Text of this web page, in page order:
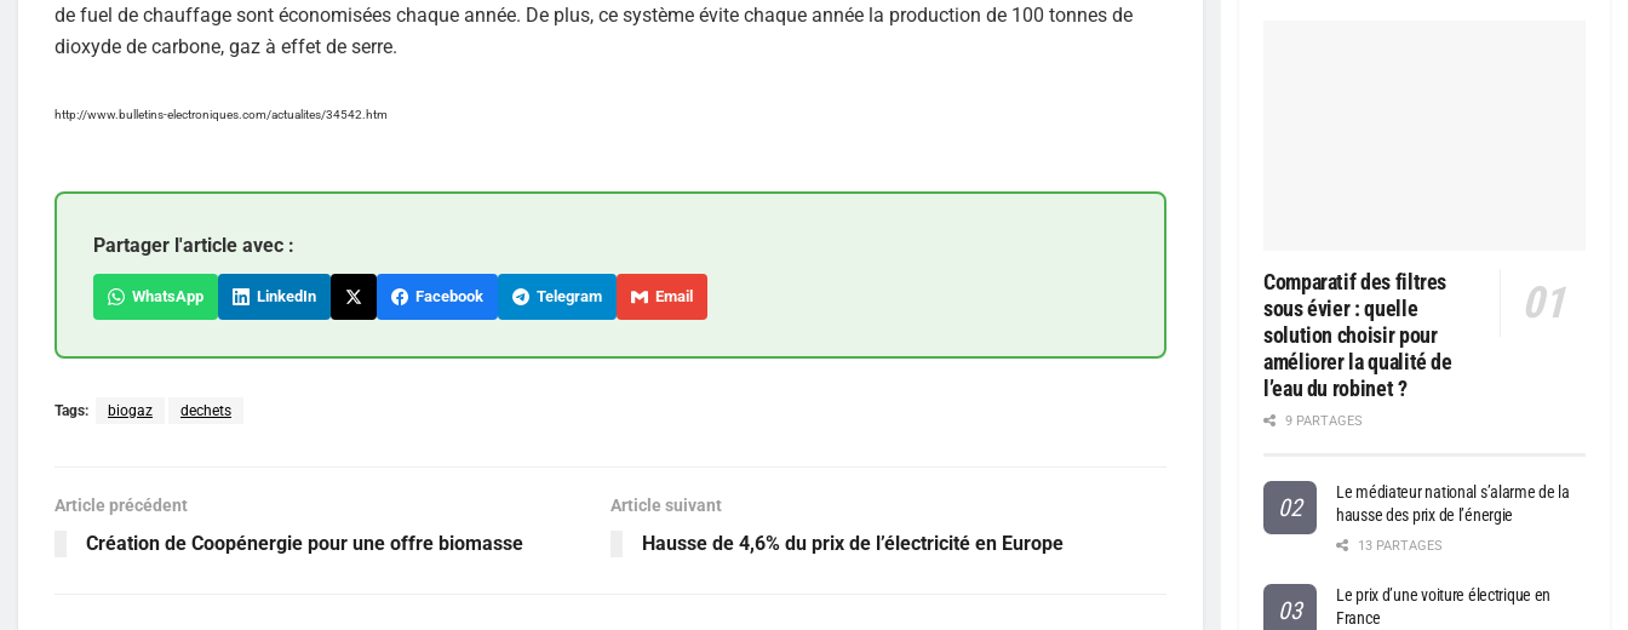
de fuel de chauffage sont économisées chaque année. De plus, ce système évite chaque année la production de 100 tonnes de
dioxyde de carbone, gaz à effet de serre.
http://www.bulletins-electroniques.com/actualites/34542.htm
Partager l'article avec :
WhatsApp LinkedIn Facebook Telegram Email
Tags: biogaz dechets
Article précédent
Création de Coopénergie pour une offre biomasse
Article suivant
Hausse de 4,6% du prix de l’électricité en Europe
Comparatif des filtres
sous évier : quelle
solution choisir pour
améliorer la qualité de
l’eau du robinet ?
9 PARTAGES
Le médiateur national s’alarme de la
hausse des prix de l’énergie
13 PARTAGES
Le prix d’une voiture électrique en
France